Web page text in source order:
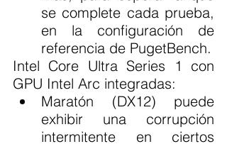
se complete cada prueba,
en la configuración de
referencia de PugetBench.
Intel Core Ultra Series 1 con
GPU Intel Arc integradas:
Maratón (DX12) puede
exhibir una corrupción
intermitente en ciertos